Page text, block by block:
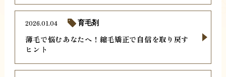
薄毛で悩むあなたへ！縮毛矯正で自信を取り戻す
ヒント
2026.01.04 育毛剤